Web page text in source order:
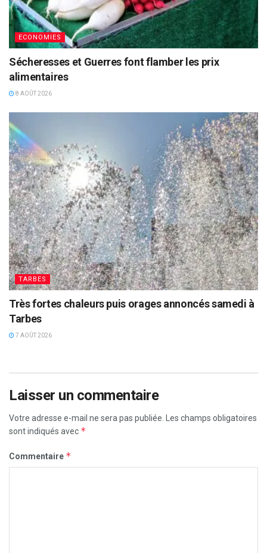
ECONOMIES
Sécheresses et Guerres font flamber les prix
alimentaires
8 AOÛT 2026
TARBES
Très fortes chaleurs puis orages annoncés samedi à
Tarbes
7 AOÛT 2026
Laisser un commentaire
Votre adresse e-mail ne sera pas publiée. Les champs obligatoires
sont indiqués avec *
Commentaire *